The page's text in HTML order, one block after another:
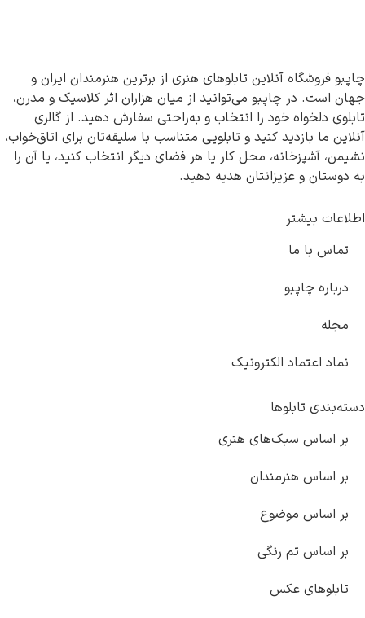
آنلاین تابلوهای هنری از برترین هنرمندان ایران و
می‌توانید از میان هزاران اثر کلاسیک و مدرن،
خود را انتخاب و به‌راحتی سفارش دهید. از گالری
کنید و تابلویی متناسب با سلیقه‌تان برای اتاق‌خواب،
محل کار یا هر فضای دیگر انتخاب کنید، یا آن را
هدیه دهید.
الکترونیک
هنری
رنگی
عکس